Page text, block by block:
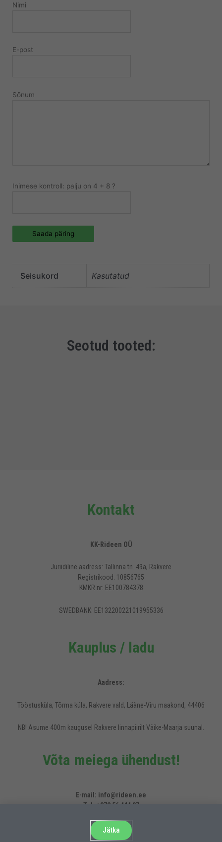
Nimi
E-post
Sõnum
Inimese kontroll: palju on 4 + 8 ?
Saada päring
Seisukord Kasutatud
Seotud tooted:
Kontakt
KK-Rideen OÜ
Juriidiline aadress: Tallinna tn. 49a, Rakvere
Registrikood: 10856765
KMKR nr: EE100784378
SWEDBANK: EE132200221019955336
Kauplus / ladu
Aadress:
Tööstusküla, Tõrma küla, Rakvere vald, Lääne-Viru maakond, 44406
NB! Asume 400m kaugusel Rakvere linnapiirilt Väike-Maarja suunal.
Võta meiega ühendust!
E-mail: info@rideen.ee
Tel. +372 56 444 07
E-mail: truckparts@rideen.ee
Jätka